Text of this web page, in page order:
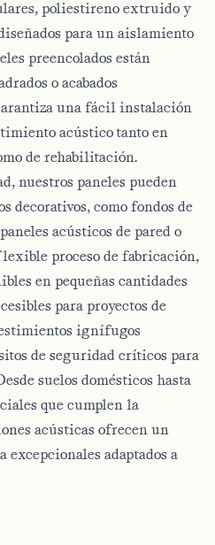
poliestireno extruido y
para un aislamiento
preencolados están
o acabados
una fácil instalación
acústico tanto en
de rehabilitación.
nuestros paneles pueden
decorativos, como fondos de
acústicos de pared o
proceso de fabricación,
en pequeñas cantidades
para proyectos de
ignífugos
de seguridad críticos para
suelos domésticos hasta
que cumplen la
acústicas ofrecen un
adaptados a